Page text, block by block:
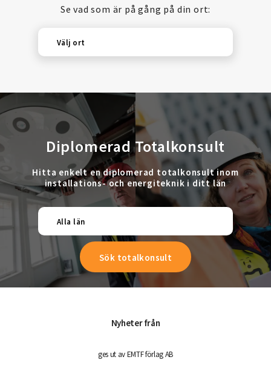
Se vad som är på gång på din ort:
Välj ort
Diplomerad Totalkonsult
Hitta enkelt en diplomerad totalkonsult inom
installations- och energiteknik i ditt län
Alla län
Nyheter från
ges ut av EMTF förlag AB